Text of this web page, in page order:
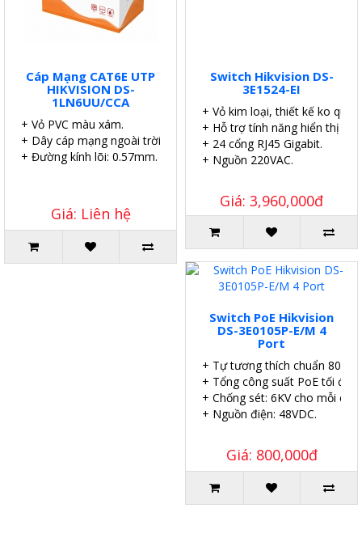
Cáp Mạng CAT6E UTP
HIKVISION DS-
1LN6UU/CCA
+ Vỏ PVC màu xám.
+ Dây cáp mạng ngoài trời.
+ Đường kính lõi: 0.57mm.
Giá: Liên hệ
Switch Hikvision DS-
3E1524-EI
+ Vỏ kim loại, thiết kế ko quạt.
+ Hỗ trợ tính năng hiển thị sơ
+ 24 cổng RJ45 Gigabit.
+ Nguồn 220VAC.
Giá: 3,960,000đ
Switch PoE Hikvision
DS-3E0105P-E/M 4
Port
+ Tự tương thích chuẩn
+ Tổng công suất PoE tối đa:
+ Chống sét: 6KV cho mỗi
+ Nguồn điện: 48VDC.
Giá: 800,000đ